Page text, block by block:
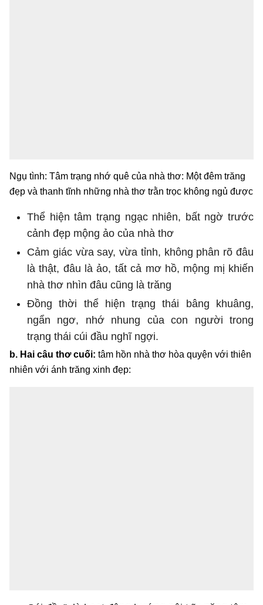
Ngụ tình: Tâm trạng nhớ quê của nhà thơ: Một đêm trăng
đẹp và thanh tĩnh những nhà thơ trằn trọc không ngủ được
Thể hiện tâm trạng ngạc nhiên, bất ngờ trước
cảnh đẹp mộng ảo của nhà thơ
Cảm giác vừa say, vừa tỉnh, không phân rõ đâu
là thật, đâu là ảo, tất cả mơ hồ, mộng mị khiến
nhà thơ nhìn đâu cũng là trăng
Đồng thời thể hiện trạng thái bâng khuâng,
ngẩn ngơ, nhớ nhung của con người trong
trạng thái cúi đầu nghĩ ngợi.
b. Hai câu thơ cuối: tâm hồn nhà thơ hòa quyện với thiên
nhiên với ánh trăng xinh đẹp: